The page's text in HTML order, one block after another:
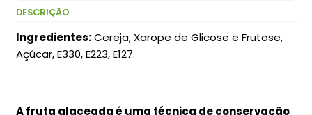
DESCRIÇÃO
Ingredientes:Cereja, Xarope de Glicose e Frutose,
Açúcar, E330, E223, E127.
A fruta glaceada é uma técnica de conservação